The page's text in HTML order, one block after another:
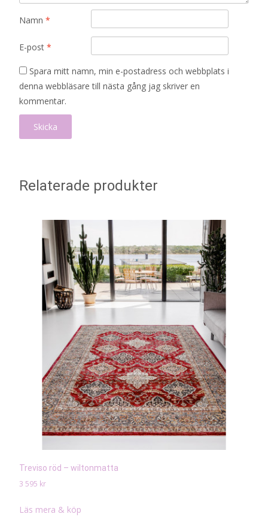
Namn *
E-post *
Spara mitt namn, min e-postadress och webbplats i
denna webbläsare till nästa gång jag skriver en
kommentar.
Relaterade produkter
Treviso röd – wiltonmatta
3 595 kr
Läs mera & köp